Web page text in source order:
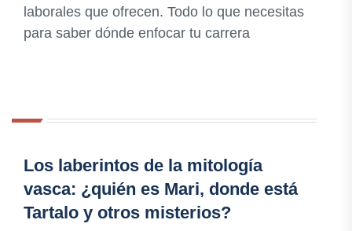
laborales que ofrecen. Todo lo que necesitas
para saber dónde enfocar tu carrera
Los laberintos de la mitología
vasca: ¿quién es Mari, donde está
Tartalo y otros misterios?